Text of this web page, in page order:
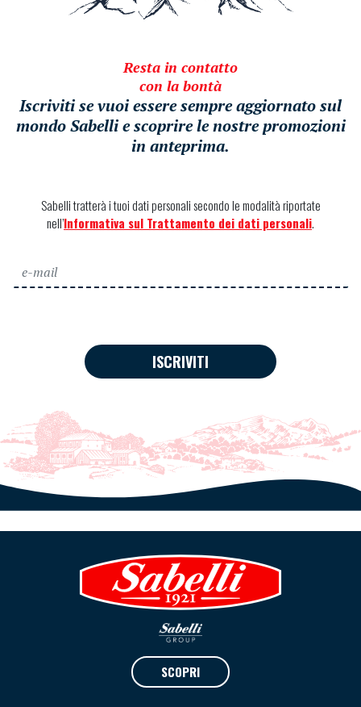
Resta in contatto
con la bontà
Iscriviti se vuoi essere sempre aggiornato sul
mondo Sabelli e scoprire le nostre promozioni
in anteprima.
Sabelli tratterà i tuoi dati personali secondo le modalità riportate
nell’Informativa sul Trattamento dei dati personali.
ISCRIVITI
SCOPRI